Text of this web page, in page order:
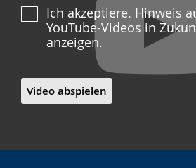
Ich akzeptiere. Hinweis
YouTube-Videos in
anzeigen.
Video abspielen